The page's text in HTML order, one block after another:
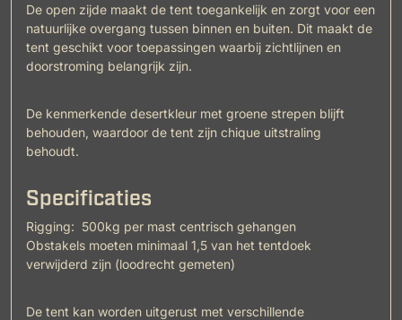
De open zijde maakt de tent toegankelijk en zorgt voor een
natuurlijke overgang tussen binnen en buiten. Dit maakt de
tent geschikt voor toepassingen waarbij zichtlijnen en
doorstroming belangrijk zijn.
De kenmerkende desertkleur met groene strepen blijft
behouden, waardoor de tent zijn chique uitstraling
behoudt.
Specificaties
Rigging: 500kg per mast centrisch gehangen
Obstakels moeten minimaal 1,5 van het tentdoek
verwijderd zijn (loodrecht gemeten)
De tent kan worden uitgerust met verschillende